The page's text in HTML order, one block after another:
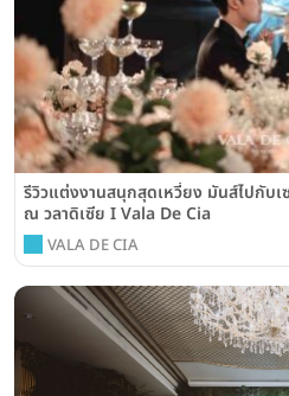
รีวิวแต่งงานสนุกสุดเหวี่ยง มันส์ไปกับ
ณ วลาดิเซีย I Vala De Cia
VALA DE CIA